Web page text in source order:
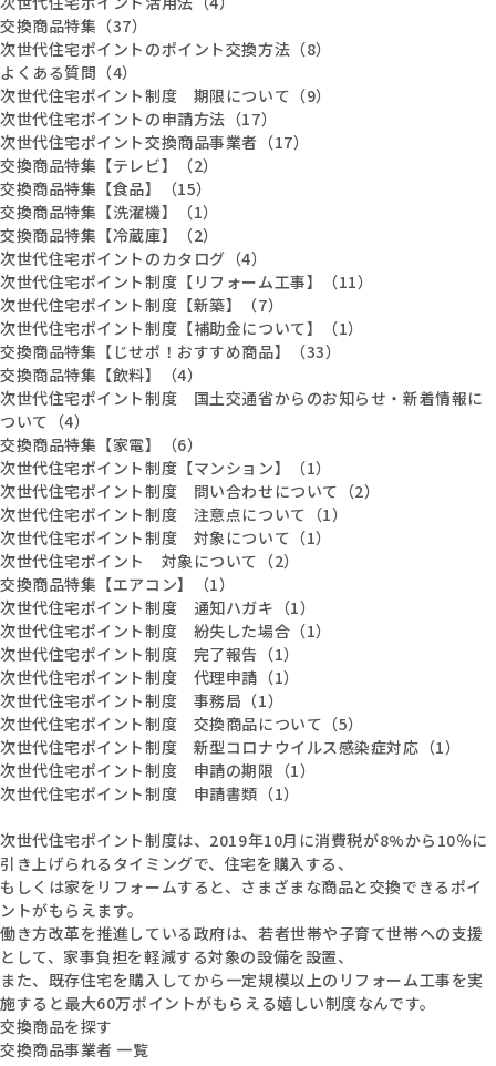
交換商品特集（37）
次世代住宅ポイントのポイント交換方法（8）
よくある質問（4）
次世代住宅ポイント制度 期限について（9）
次世代住宅ポイントの申請方法（17）
次世代住宅ポイント交換商品事業者（17）
交換商品特集【テレビ】（2）
交換商品特集【食品】（15）
交換商品特集【洗濯機】（1）
交換商品特集【冷蔵庫】（2）
次世代住宅ポイントのカタログ（4）
次世代住宅ポイント制度【リフォーム工事】（11）
次世代住宅ポイント制度【新築】（7）
次世代住宅ポイント制度【補助金について】（1）
交換商品特集【じせポ！おすすめ商品】（33）
交換商品特集【飲料】（4）
次世代住宅ポイント制度 国土交通省からのお知らせ・新着情報に
ついて（4）
交換商品特集【家電】（6）
次世代住宅ポイント制度【マンション】（1）
次世代住宅ポイント制度 問い合わせについて（2）
次世代住宅ポイント制度 注意点について（1）
次世代住宅ポイント制度 対象について（1）
次世代住宅ポイント 対象について（2）
交換商品特集【エアコン】（1）
次世代住宅ポイント制度 通知ハガキ（1）
次世代住宅ポイント制度 紛失した場合（1）
次世代住宅ポイント制度 完了報告（1）
次世代住宅ポイント制度 代理申請（1）
次世代住宅ポイント制度 事務局（1）
次世代住宅ポイント制度 交換商品について（5）
次世代住宅ポイント制度 新型コロナウイルス感染症対応（1）
次世代住宅ポイント制度 申請の期限（1）
次世代住宅ポイント制度 申請書類（1）
次世代住宅ポイント制度は、2019年10月に消費税が8%から10％に
引き上げられるタイミングで、住宅を購入する、
もしくは家をリフォームすると、さまざまな商品と交換できるポイ
ントがもらえます。
働き方改革を推進している政府は、若者世帯や子育て世帯への支援
として、家事負担を軽減する対象の設備を設置、
また、既存住宅を購入してから一定規模以上のリフォーム工事を実
施すると最大60万ポイントがもらえる嬉しい制度なんです。
交換商品を探す
交換商品事業者 一覧